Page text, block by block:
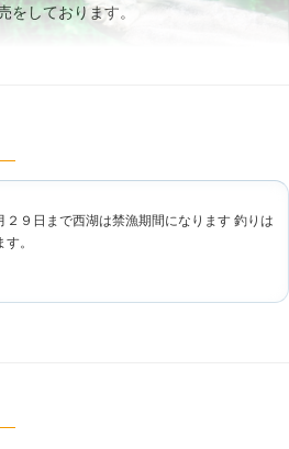
をしております。
９日まで西湖は禁漁期間になります 釣りは
。